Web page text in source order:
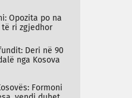
Opozita po na
ri zgjedhor
Deri në 90
nga Kosova
Formoni